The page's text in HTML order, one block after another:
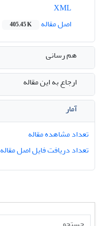
اصل مقاله
405.45 K
هم رسانی
ارجاع به این مقاله
آمار
تعداد مشاهده مقاله
تعداد دریافت فایل اصل مقاله